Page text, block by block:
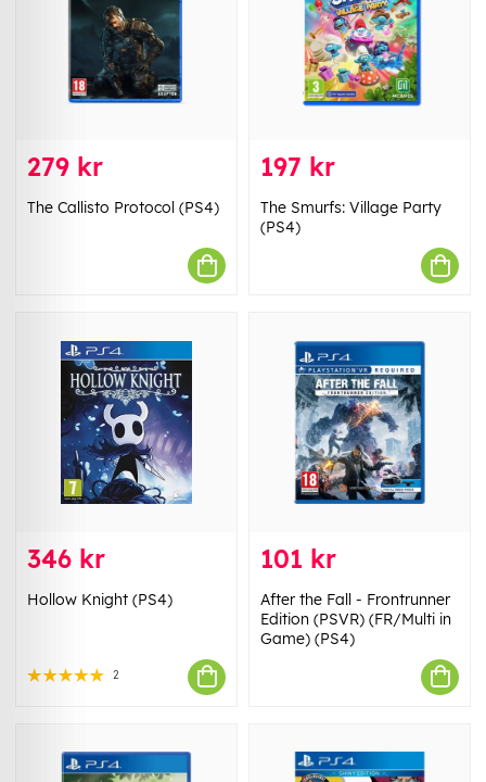
279 kr
The Callisto Protocol (PS4)
197 kr
The Smurfs: Village Party
(PS4)
346 kr
Hollow Knight (PS4)
2
101 kr
After the Fall - Frontrunner
Edition (PSVR) (FR/Multi in
Game) (PS4)